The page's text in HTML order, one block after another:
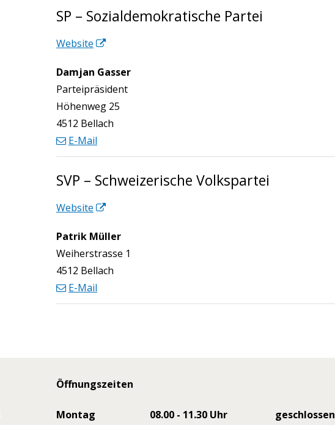
SP – Sozialdemokratische Partei
Website
Damjan Gasser
Funktion
Parteipräsident
Höhenweg 25
4512 Bellach
E-Mail
SVP – Schweizerische Volkspartei
Website
Patrik Müller
Funktion
Weiherstrasse 1
4512 Bellach
E-Mail
Öffnungszeiten
Montag 08.00 - 11.30 Uhr
geschlossen